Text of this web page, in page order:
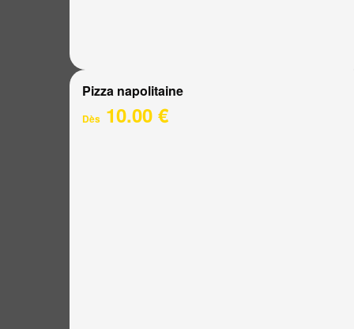
Pizza napolitaine
Dès 10.00 €